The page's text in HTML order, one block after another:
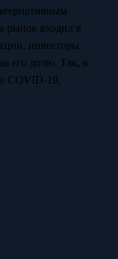
рынок входил в
инвесторы
его долю. Так, в
COVID-19,